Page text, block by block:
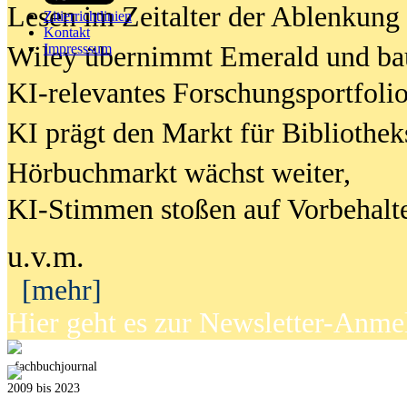
Zitierrichtlinien
Kontakt
Impresssum
Lesen im Zeitalter der Ablenkung
Wiley übernimmt Emerald und
KI-relevantes
KI prägt den Markt für
Hörbuchmarkt wächst weiter,
KI-Stimmen stoßen auf
u.v.m.
[mehr]
Hier geht es zur Newsletter-
fachbuchjournal
2009 bis 2023